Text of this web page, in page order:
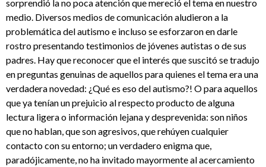
sorprendió la no poca atención que mereció el tema en nuestro
medio. Diversos medios de comunicación aludieron a la
problemática del autismo e incluso se esforzaron en darle
rostro presentando testimonios de jóvenes autistas o de sus
padres. Hay que reconocer que el interés que suscitó se tradujo
en preguntas genuinas de aquellos para quienes el tema era una
verdadera novedad: ¿Qué es eso del autismo?! O para aquellos
que ya tenían un prejuicio al respecto producto de alguna
lectura ligera o información lejana y desprevenida: son niños
que no hablan, que son agresivos, que rehúyen cualquier
contacto con su entorno; un verdadero enigma que,
paradójicamente, no ha invitado mayormente al acercamiento